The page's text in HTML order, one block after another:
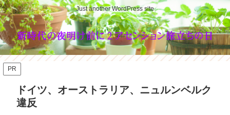
Just another WordPress site
PR
ドイツ、オーストラリア、ニュルンベルク
違反